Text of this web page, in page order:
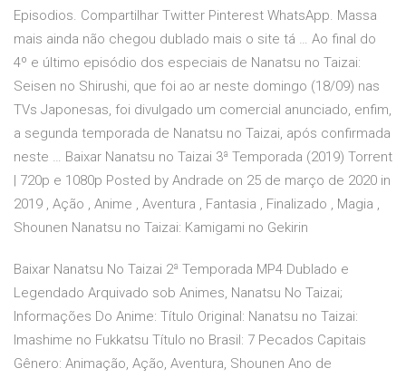
Episodios. Compartilhar Twitter Pinterest WhatsApp. Massa
mais ainda não chegou dublado mais o site tá … Ao final do
4º e último episódio dos especiais de Nanatsu no Taizai:
Seisen no Shirushi, que foi ao ar neste domingo (18/09) nas
TVs Japonesas, foi divulgado um comercial anunciado, enfim,
a segunda temporada de Nanatsu no Taizai, após confirmada
neste … Baixar Nanatsu no Taizai 3ª Temporada (2019) Torrent
| 720p e 1080p Posted by Andrade on 25 de março de 2020 in
2019 , Ação , Anime , Aventura , Fantasia , Finalizado , Magia ,
Shounen Nanatsu no Taizai: Kamigami no Gekirin
Baixar Nanatsu No Taizai 2ª Temporada MP4 Dublado e
Legendado Arquivado sob Animes, Nanatsu No Taizai;
Informações Do Anime: Título Original: Nanatsu no Taizai:
Imashime no Fukkatsu Título no Brasil: 7 Pecados Capitais
Gênero: Animação, Ação, Aventura, Shounen Ano de